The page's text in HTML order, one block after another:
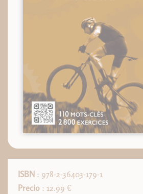
ISBN : 978-2-36403-179-1
Precio : 12.99 €